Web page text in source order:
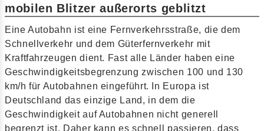
mobilen Blitzer außerorts geblitzt
Eine Autobahn ist eine Fernverkehrsstraße, die dem
Schnellverkehr und dem Güterfernverkehr mit
Kraftfahrzeugen dient. Fast alle Länder haben eine
Geschwindigkeitsbegrenzung zwischen 100 und 130
km/h für Autobahnen eingeführt. In Europa ist
Deutschland das einzige Land, in dem die
Geschwindigkeit auf Autobahnen nicht generell
begrenzt ist. Daher kann es schnell passieren, dass